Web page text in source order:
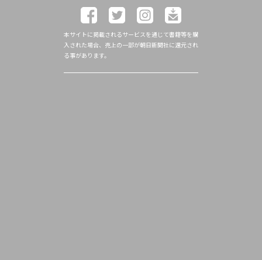
本サイトに掲載されるサービスを通じて書籍等を購
入された場合、売上の一部が朝日新聞社に還元され
る事があります。